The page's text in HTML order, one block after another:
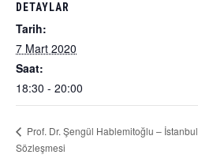
DETAYLAR
Tarih:
7 Mart 2020
Saat:
18:30 - 20:00
Prof. Dr. Şengül Hablemitoğlu – İstanbul
Sözleşmesi